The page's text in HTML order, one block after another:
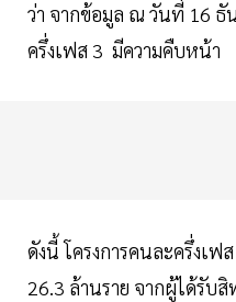
ว่า จากข้อมูล ณ วันที่ 16 ธั
ครึ่งเฟส 3 มีความคืบหน้า
ดังนี้ โครงการคนละครึ่งเ
26.3 ล้านราย จากผู้ได้รับ